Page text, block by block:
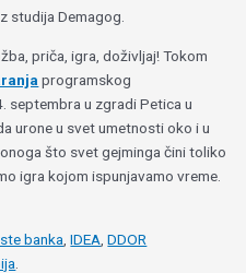
studija Demagog.
priča, igra, doživljaj! Tokom
programskog
septembra u zgradi Petica u
urone u svet umetnosti oko i u
što svet gejminga čini toliko
igra kojom ispunjavamo vreme.
banka ,IDEA ,DDOR